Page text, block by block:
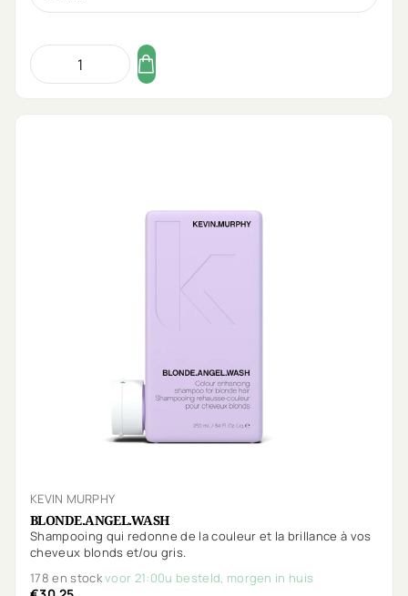
KEVIN MURPHY
BLONDE.ANGEL.WASH
Shampooing qui redonne de la couleur et la brillance à vos
cheveux blonds et/ou gris.
178 en stockvoor 21:00u besteld, morgen in huis